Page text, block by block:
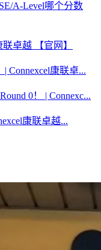
A-Level哪个分数
卓越 【官网】
Connexcel康联卓...
0！ | Connexc...
康联卓越...